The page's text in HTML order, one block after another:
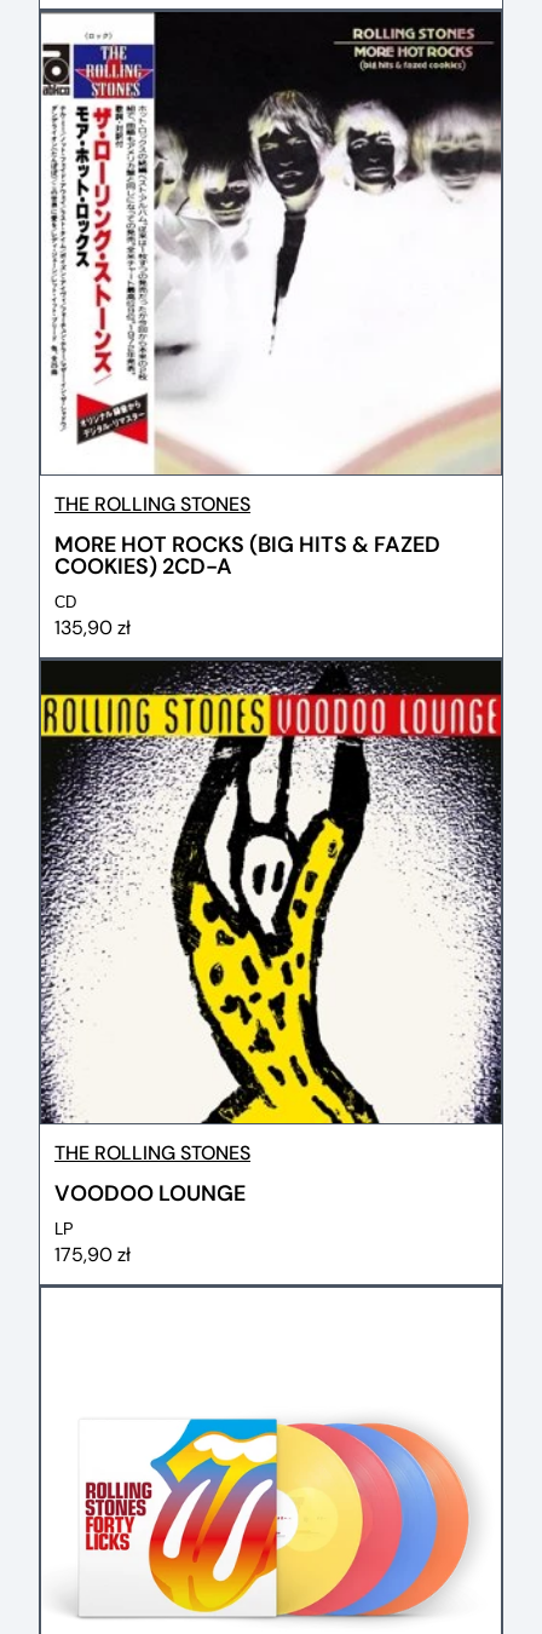
THE ROLLING STONES
MORE HOT ROCKS (BIG HITS & FAZED
COOKIES) 2CD-A
CD
135,90 zł
THE ROLLING STONES
VOODOO LOUNGE
LP
175,90 zł